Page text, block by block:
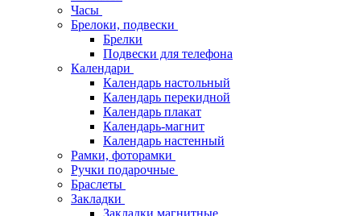
Часы
Брелоки, подвески
Брелки
Подвески для телефона
Календари
Календарь настольный
Календарь перекидной
Календарь плакат
Календарь-магнит
Календарь настенный
Рамки, фоторамки
Ручки подарочные
Браслеты
Закладки